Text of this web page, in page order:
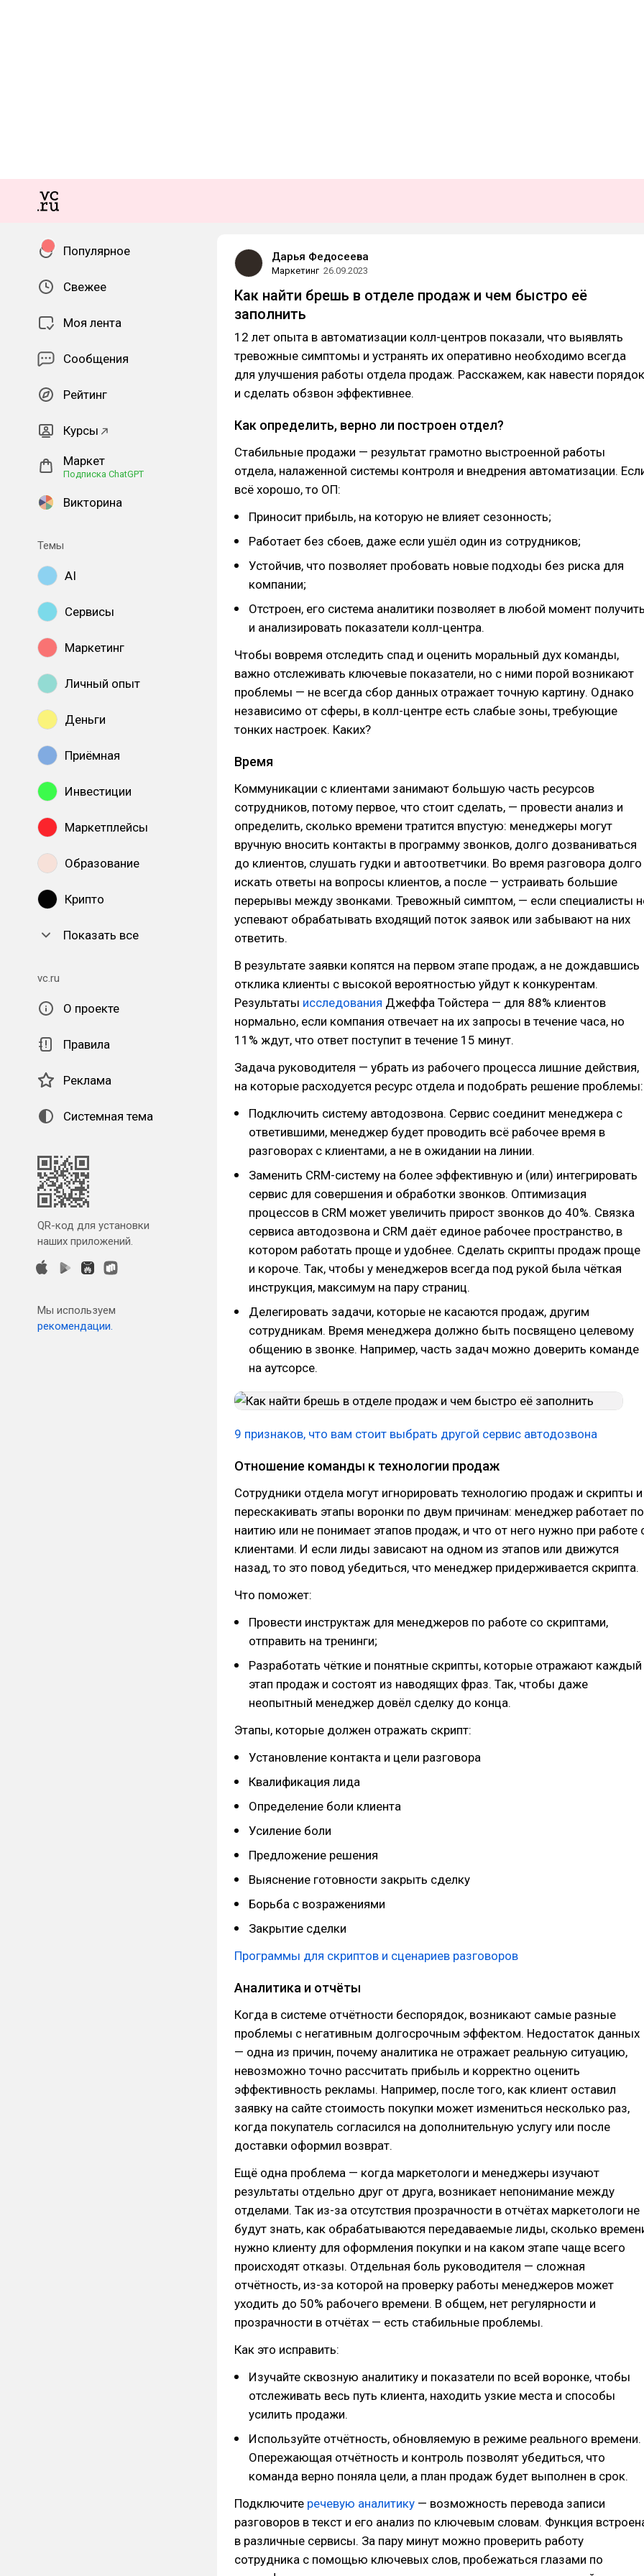
Популярное
Свежее
Моя лента
Сообщения
Рейтинг
Курсы
Маркет
Подписка ChatGPT
Викторина
Темы
AI
Сервисы
Маркетинг
Личный опыт
Деньги
Приёмная
Инвестиции
Маркетплейсы
Образование
Крипто
Показать все
vc.ru
О проекте
Правила
Реклама
Системная тема
QR-код для установки
наших приложений.
Мы используем
рекомендации.
Дарья Федосеева
Маркетинг 26.09.2023
Как найти брешь в отделе продаж и чем быстро её
заполнить
12 лет опыта в автоматизации колл-центров показали, что выявлять
тревожные симптомы и устранять их оперативно необходимо всегда
для улучшения работы отдела продаж. Расскажем, как навести порядок
и сделать обзвон эффективнее.
Как определить, верно ли построен отдел?
Стабильные продажи — результат грамотно выстроенной работы
отдела, налаженной системы контроля и внедрения автоматизации.
всё хорошо, то ОП:
Приносит прибыль, на которую не влияет сезонность;
Работает без сбоев, даже если ушёл один из сотрудников;
Устойчив, что позволяет пробовать новые подходы без риска для
компании;
Отстроен, его система аналитики позволяет в любой момент
и анализировать показатели колл-центра.
Чтобы вовремя отследить спад и оценить моральный дух команды,
важно отслеживать ключевые показатели, но с ними порой возникают
проблемы — не всегда сбор данных отражает точную картину. Однако
независимо от сферы, в колл-центре есть слабые зоны, требующие
тонких настроек. Каких?
Время
Коммуникации с клиентами занимают большую часть ресурсов
сотрудников, потому первое, что стоит сделать, — провести анализ и
определить, сколько времени тратится впустую: менеджеры могут
вручную вносить контакты в программу звонков, долго дозваниваться
до клиентов, слушать гудки и автоответчики. Во время разговора долго
искать ответы на вопросы клиентов, а после — устраивать большие
перерывы между звонками. Тревожный симптом, — если специалисты
успевают обрабатывать входящий поток заявок или забывают на них
ответить.
В результате заявки копятся на первом этапе продаж, а не дождавшись
отклика клиенты с высокой вероятностью уйдут к конкурентам.
Результаты исследования Джеффа Тойстера — для 88% клиентов
нормально, если компания отвечает на их запросы в течение часа, но
11% ждут, что ответ поступит в течение 15 минут.
Задача руководителя — убрать из рабочего процесса лишние действия,
на которые расходуется ресурс отдела и подобрать решение проблемы:
Подключить систему автодозвона. Сервис соединит менеджера с
ответившими, менеджер будет проводить всё рабочее время в
разговорах с клиентами, а не в ожидании на линии.
Заменить CRM-систему на более эффективную и (или) интегрировать
сервис для совершения и обработки звонков. Оптимизация
процессов в CRM может увеличить прирост звонков до 40%. Связка
сервиса автодозвона и CRM даёт единое рабочее пространство, в
котором работать проще и удобнее. Сделать скрипты продаж проще
и короче. Так, чтобы у менеджеров всегда под рукой была чёткая
инструкция, максимум на пару страниц.
Делегировать задачи, которые не касаются продаж, другим
сотрудникам. Время менеджера должно быть посвящено целевому
общению в звонке. Например, часть задач можно доверить команде
на аутсорсе.
9 признаков, что вам стоит выбрать другой сервис автодозвона
Отношение команды к технологии продаж
Сотрудники отдела могут игнорировать технологию продаж и скрипты и
перескакивать этапы воронки по двум причинам: менеджер работает по
наитию или не понимает этапов продаж, и что от него нужно при работе
клиентами. И если лиды зависают на одном из этапов или движутся
назад, то это повод убедиться, что менеджер придерживается скрипта.
Что поможет:
Провести инструктаж для менеджеров по работе со скриптами,
отправить на тренинги;
Разработать чёткие и понятные скрипты, которые отражают каждый
этап продаж и состоят из наводящих фраз. Так, чтобы даже
неопытный менеджер довёл сделку до конца.
Этапы, которые должен отражать скрипт:
Установление контакта и цели разговора
Квалификация лида
Определение боли клиента
Усиление боли
Предложение решения
Выяснение готовности закрыть сделку
Борьба с возражениями
Закрытие сделки
Программы для скриптов и сценариев разговоров
Аналитика и отчёты
Когда в системе отчётности беспорядок, возникают самые разные
проблемы с негативным долгосрочным эффектом. Недостаток данных
— одна из причин, почему аналитика не отражает реальную ситуацию,
невозможно точно рассчитать прибыль и корректно оценить
эффективность рекламы. Например, после того, как клиент оставил
заявку на сайте стоимость покупки может измениться несколько раз,
когда покупатель согласился на дополнительную услугу или после
доставки оформил возврат.
Ещё одна проблема — когда маркетологи и менеджеры изучают
результаты отдельно друг от друга, возникает непонимание между
отделами. Так из-за отсутствия прозрачности в отчётах маркетологи не
будут знать, как обрабатываются передаваемые лиды, сколько
нужно клиенту для оформления покупки и на каком этапе чаще всего
происходят отказы. Отдельная боль руководителя — сложная
отчётность, из-за которой на проверку работы менеджеров может
уходить до 50% рабочего времени. В общем, нет регулярности и
прозрачности в отчётах — есть стабильные проблемы.
Как это исправить:
Изучайте сквозную аналитику и показатели по всей воронке, чтобы
отслеживать весь путь клиента, находить узкие места и способы
усилить продажи.
Используйте отчётность, обновляемую в режиме реального времени.
Опережающая отчётность и контроль позволят убедиться, что
команда верно поняла цели, а план продаж будет выполнен в срок.
Подключите речевую аналитику — возможность перевода записи
разговоров в текст и его анализ по ключевым словам. Функция
в различные сервисы. За пару минут можно проверить работу
сотрудника с помощью ключевых слов, пробежаться глазами по